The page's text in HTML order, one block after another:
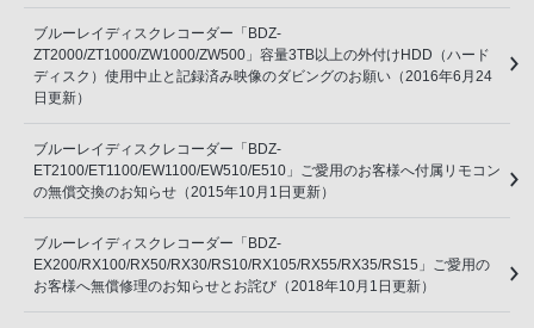
ブルーレイディスクレコーダー「BDZ-
ZT2000/ZT1000/ZW1000/ZW500」容量3TB以上の外付けHDD（ハード
ディスク）使用中止と記録済み映像のダビングのお願い（2016年6月24
日更新）
ブルーレイディスクレコーダー「BDZ-
ET2100/ET1100/EW1100/EW510/E510」ご愛用のお客様へ付属リモコン
の無償交換のお知らせ（2015年10月1日更新）
ブルーレイディスクレコーダー「BDZ-
EX200/RX100/RX50/RX30/RS10/RX105/RX55/RX35/RS15」ご愛用の
お客様へ無償修理のお知らせとお詫び（2018年10月1日更新）